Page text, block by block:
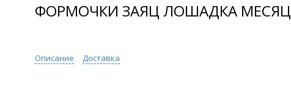
ФОРМОЧКИ ЗАЯЦ ЛОШАДКА МЕСЯЦ
Описание Доставка